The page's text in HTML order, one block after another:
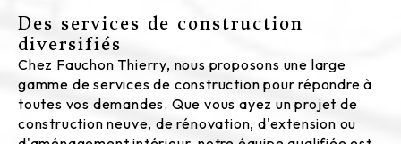
Des services de construction
diversifiés
Chez Fauchon Thierry, nous proposons une large
gamme de services de construction pour répondre à
toutes vos demandes. Que vous ayez un projet de
construction neuve, de rénovation, d'extension ou